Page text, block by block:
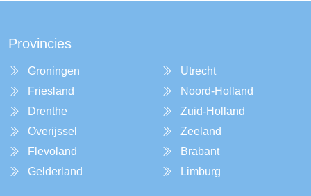
Provincies
Groningen
Friesland
Drenthe
Overijssel
Flevoland
Gelderland
Utrecht
Noord-Holland
Zuid-Holland
Zeeland
Brabant
Limburg